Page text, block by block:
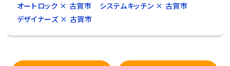
オートロック × 古賀市
システムキッチン × 古賀市
デザイナーズ × 古賀市